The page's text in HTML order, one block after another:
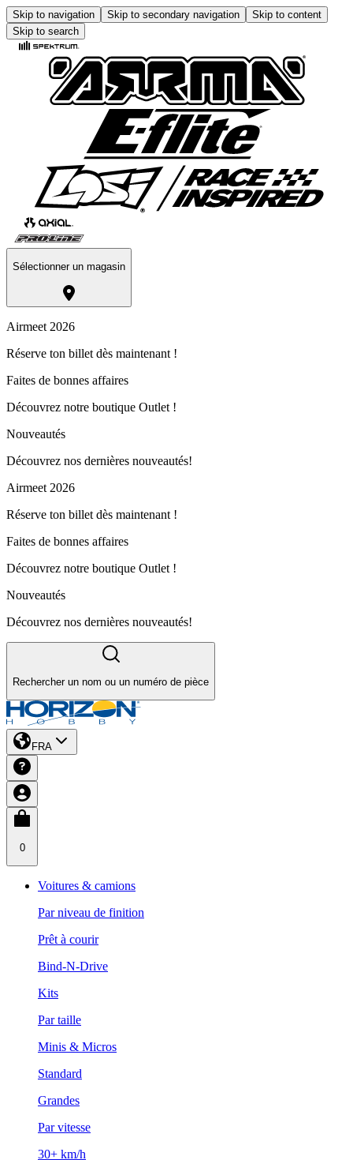
Skip to navigation Skip to secondary navigation
Skip to content
Skip to search
Sélectionner un magasin
Airmeet 2026
Réserve ton billet dès maintenant !
Faites de bonnes affaires
Découvrez notre boutique Outlet !
Nouveautés
Découvrez nos dernières nouveautés!
Airmeet 2026
Réserve ton billet dès maintenant !
Faites de bonnes affaires
Découvrez notre boutique Outlet !
Nouveautés
Découvrez nos dernières nouveautés!
Rechercher un nom ou un numéro de pièce
FRA
0
Voitures & camions
Par niveau de finition
Prêt à courir
Bind-N-Drive
Kits
Par taille
Minis & Micros
Standard
Grandes
Par vitesse
30+ km/h